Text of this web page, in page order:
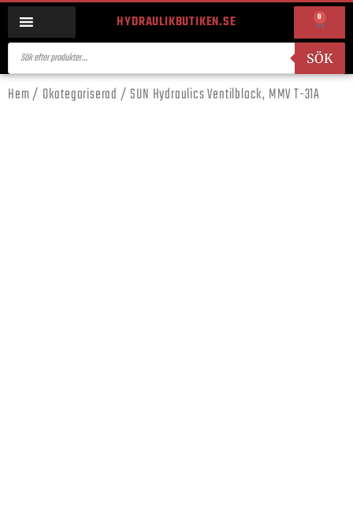
HYDRAULIKBUTIKEN.SE 0
SÖK
Hem/ Okategoriserad / SUN Hydraulics Ventilblock, MMV T-31A